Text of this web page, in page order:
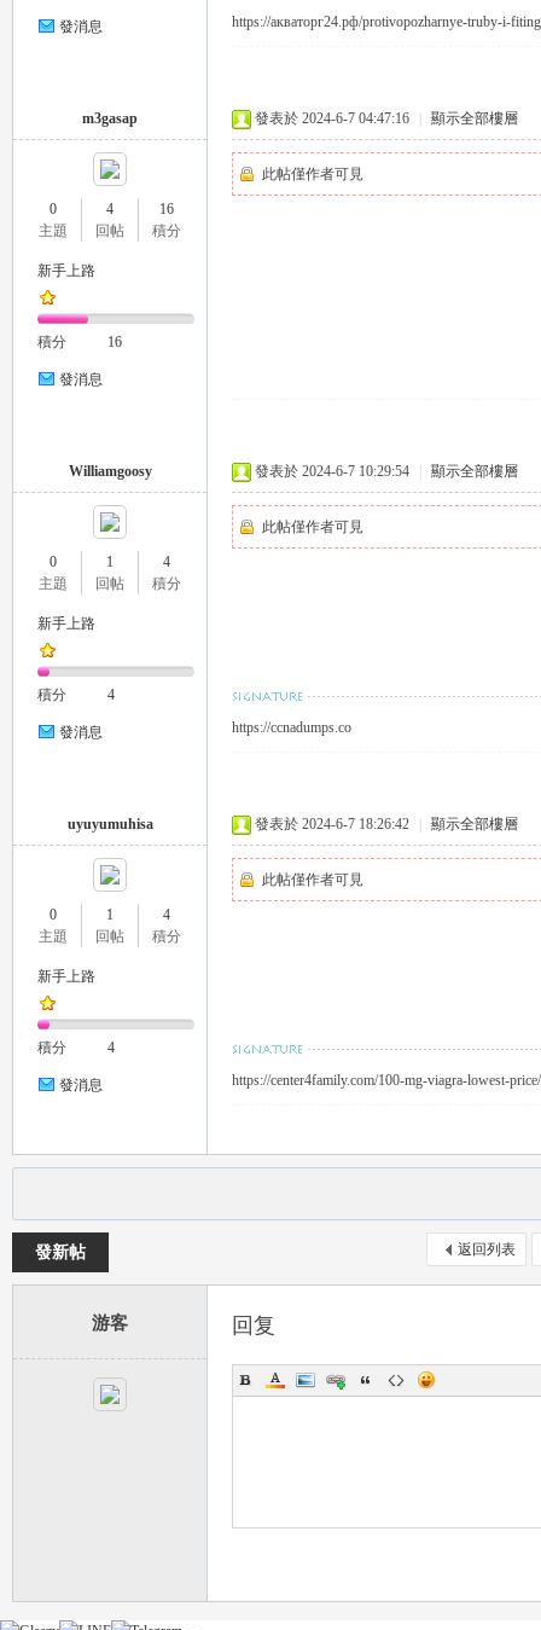
發消息 https://акваторг24.рф/protivopozharnye-truby-i-
m3gasap
0
主題
4
回帖
16
積分
新手上路
積分 16
發消息
發表於 2024-6-7 04:47:16 顯示全部樓層
此帖僅作者可見
Williamgoosy
0
主題
1
回帖
4
積分
新手上路
積分 4
發消息
發表於 2024-6-7 10:29:54 顯示全部樓層
此帖僅作者可見
https://ccnadumps.co
uyuyumuhisa
0
主題
1
回帖
4
積分
新手上路
積分 4
發消息
發表於 2024-6-7 18:26:42 顯示全部樓層
此帖僅作者可見
https://center4family.com/100-mg-viagra-lowest-price/
返回列表
發新帖
游客 回复